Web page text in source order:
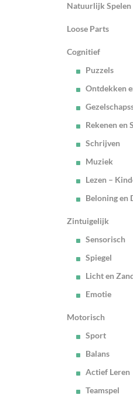
Natuurlijk Spelen
Loose Parts
Cognitief
Puzzels
Ontdekken
Rekenen en
Schrijven
Muziek
Lezen –
Beloning en
Zintuigelijk
Sensorisch
Spiegel
Licht en
Emotie
Motorisch
Sport
Balans
Actief Leren
Teamspel